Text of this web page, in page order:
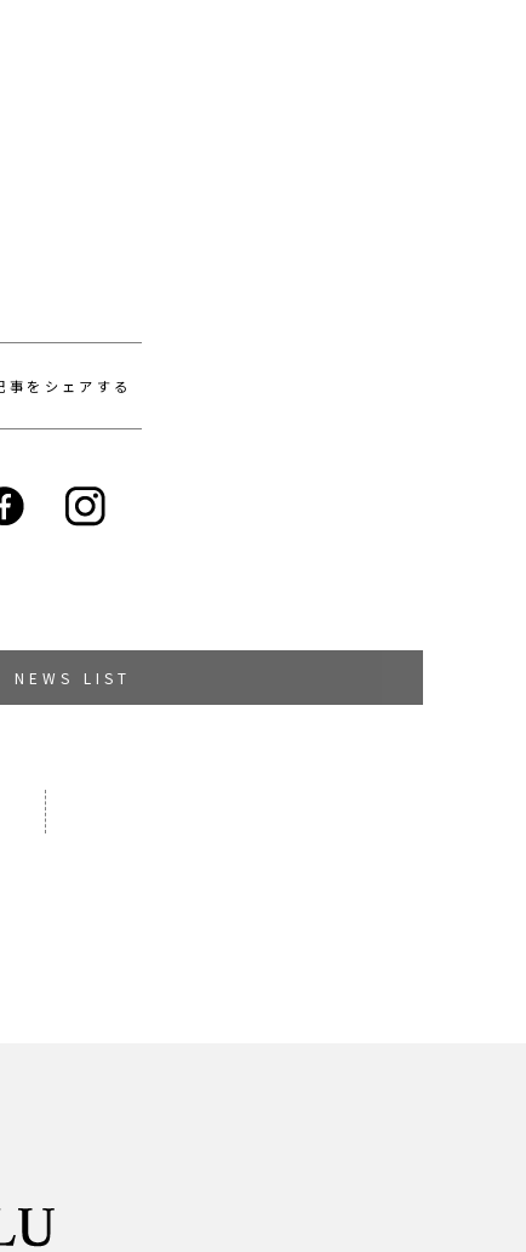
事をシェアする
NEWS LIST